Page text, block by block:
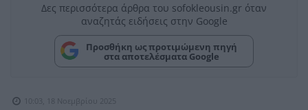
Δες περισσότερα άρθρα του sofokleousin.gr όταν
αναζητάς ειδήσεις στην Google
Προσθήκη ως προτιμώμενη πηγή
στα αποτελέσματα Google
10:03, 18 Νοεμβρίου 2025